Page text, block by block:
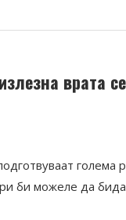
врата
голема
би можеле да